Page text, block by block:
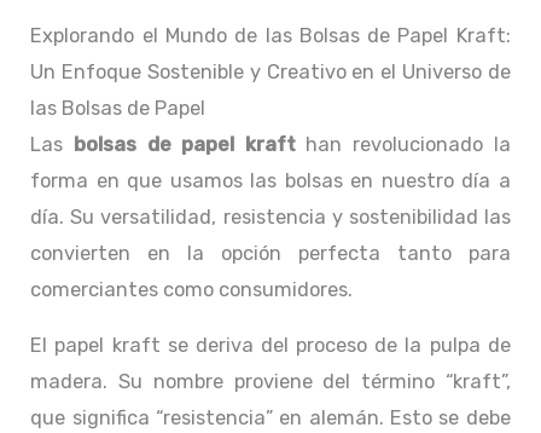
Explorando el Mundo de las Bolsas de Papel Kraft:
Un Enfoque Sostenible y Creativo en el Universo de
las Bolsas de Papel
Las bolsas de papel krafthan revolucionado la
forma en que usamos las bolsas en nuestro día a
día. Su versatilidad, resistencia y sostenibilidad las
convierten en la opción perfecta tanto para
comerciantes como consumidores.
El papel kraft se deriva del proceso de la pulpa de
madera. Su nombre proviene del término “kraft”,
que significa “resistencia” en alemán. Esto se debe